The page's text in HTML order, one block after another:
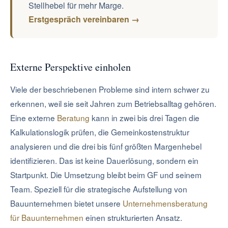
Stellhebel für mehr Marge.
Erstgespräch vereinbaren →
Externe Perspektive einholen
Viele der beschriebenen Probleme sind intern schwer zu
erkennen, weil sie seit Jahren zum Betriebsalltag gehören.
Eine externe Beratung kann in zwei bis drei Tagen die
Kalkulationslogik prüfen, die Gemeinkostenstruktur
analysieren und die drei bis fünf größten Margenhebel
identifizieren. Das ist keine Dauerlösung, sondern ein
Startpunkt. Die Umsetzung bleibt beim GF und seinem
Team. Speziell für die strategische Aufstellung von
Bauunternehmen bietet unsere Unternehmensberatung
für Bauunternehmen einen strukturierten Ansatz.